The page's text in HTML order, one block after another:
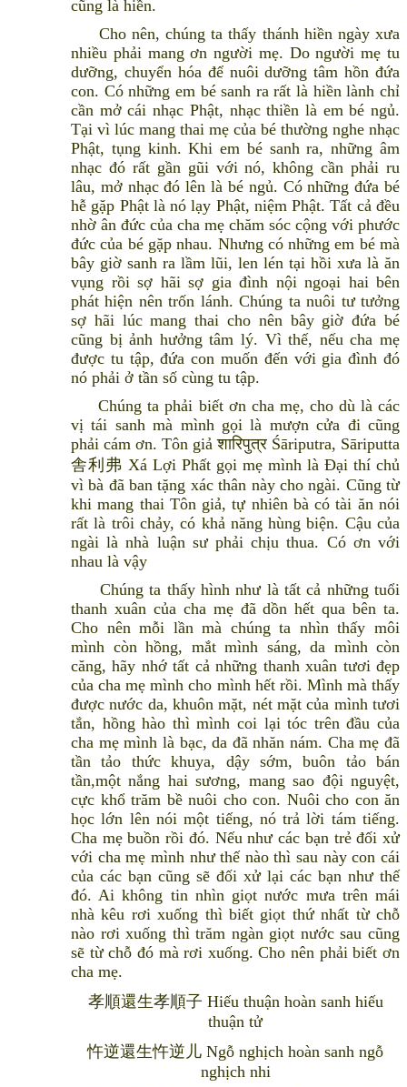
cũng là hiền.
Cho nên, chúng ta thấy thánh hiền ngày xưa
nhiều phải mang ơn người mẹ. Do người mẹ tu
dưỡng, chuyển hóa để nuôi dưỡng tâm hồn đứa
con. Có những em bé sanh ra rất là hiền lành chỉ
cần mở cái nhạc Phật, nhạc thiền là em bé ngủ.
Tại vì lúc mang thai mẹ của bé thường nghe nhạc
Phật, tụng kinh. Khi em bé sanh ra, những âm
nhạc đó rất gần gũi với nó, không cần phải ru
lâu, mở nhạc đó lên là bé ngủ. Có những đứa bé
hễ gặp Phật là nó lạy Phật, niệm Phật. Tất cả đều
nhờ ân đức của cha mẹ chăm sóc cộng với phước
đức của bé gặp nhau. Nhưng có những em bé mà
bây giờ sanh ra lầm lũi, len lén tại hồi xưa là ăn
vụng rồi sợ hãi sợ gia đình nội ngoại hai bên
phát hiện nên trốn lánh. Chúng ta nuôi tư tưởng
sợ hãi lúc mang thai cho nên bây giờ đứa bé
cũng bị ảnh hưởng tâm lý. Vì thế, nếu cha mẹ
được tu tập, đứa con muốn đến với gia đình đó
nó phải ở tần số cùng tu tập.
Chúng ta phải biết ơn cha mẹ, cho dù là các
vị tái sanh mà mình gọi là mượn cửa đi cũng
phải cám ơn. Tôn giả शारिपुत्र Śāriputra, Sāriputta
舎利弗 Xá Lợi Phất gọi mẹ mình là Đại thí chủ
vì bà đã ban tặng xác thân này cho ngài. Cũng từ
khi mang thai Tôn giả, tự nhiên bà có tài ăn nói
rất là trôi chảy, có khả năng hùng biện. Cậu của
ngài là nhà luận sư phải chịu thua. Có ơn với
nhau là vậy
Chúng ta thấy hình như là tất cả những tuổi
thanh xuân của cha mẹ đã dồn hết qua bên ta.
Cho nên mỗi lần mà chúng ta nhìn thấy môi
mình còn hồng, mắt mình sáng, da mình còn
căng, hãy nhớ tất cả những thanh xuân tươi đẹp
của cha mẹ mình cho mình hết rồi. Mình mà thấy
được nước da, khuôn mặt, nét mặt của mình tươi
tắn, hồng hào thì mình coi lại tóc trên đầu của
cha mẹ mình là bạc, da đã nhăn nám. Cha mẹ đã
tần tảo thức khuya, dậy sớm, buôn tảo bán
tần,một nắng hai sương, mang sao đội nguyệt,
cực khổ trăm bề nuôi cho con. Nuôi cho con ăn
học lớn lên nói một tiếng, nó trả lời tám tiếng.
Cha mẹ buồn rồi đó. Nếu như các bạn trẻ đối xử
với cha mẹ mình như thế nào thì sau này con cái
của các bạn cũng sẽ đối xử lại các bạn như thế
đó. Ai không tin nhìn giọt nước mưa trên mái
nhà kêu rơi xuống thì biết giọt thứ nhất từ chỗ
nào rơi xuống thì trăm ngàn giọt nước sau cũng
sẽ từ chỗ đó mà rơi xuống. Cho nên phải biết ơn
cha mẹ.
孝順還生孝順子 Hiếu thuận hoàn sanh hiếu
thuận tử
忤逆還生忤逆儿 Ngỗ nghịch hoàn sanh ngỗ
nghịch nhi